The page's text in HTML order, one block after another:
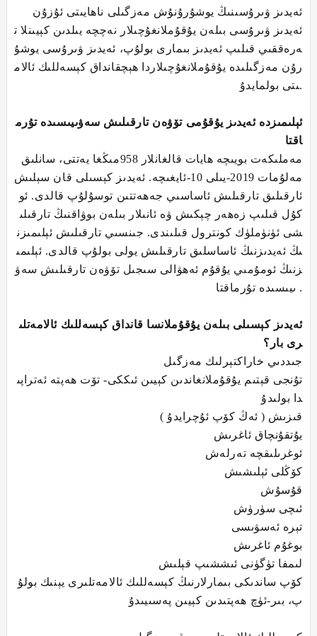
ئەيدىز ۋىرۇسىنىڭ يوشۇرۇنۇش مەزگىلى ناھايىتى ئۇزۇن
ئەيدىز ۋىرۇسى بىلەن يۇقۇملانغۇچىلار نەچچە يىلدىن كېيىنلا ت
ەرەققىي قىلىپ ئەيدىز بىمارى بولۇپ، ئەيدىز ۋىرۇسى يوشۇ
رۇن مەزگىلىدە يۇقۇملانغۇچىلاردا ھېچقانداق كېسەللىك ئالام
ىتى بولمايدۇ.
ئېلىمىزدە ئەيدىز يۇقۇمى تۆۋەن تارقىلىش سەۋىيىسىدە تۇرم
اقتا
مەملىكەت بويىچە ھايات قالغانلار 958مىڭغا يەتتى، سانلىق
مەلۇمات 2019-يىلى 10-ئايغىچە. ئەيدىز كېسىلى قان سېلىش
ئارقىلىق تارقىلىش ئاساسىي جەھەتتىن توسۇلۇپ قالدى. ئو
كۇل قىلىپ زەھەر چېكىش ۋە ئانىلار بىلەن بوۋاقنىڭ تارقىلى
شى ئۈنۈملۈك كونترول قىلىندى. جىنسىي تارقىلىش ئېلىمىزن
ىڭ ئەيدىزنىڭ ئاساسلىق تارقىلىش يولى بولۇپ قالدى. ئېلىمى
زنىڭ ئومۇمىي يۇقۇم ئەھۋالى سىجىل تۆۋەن تارقىلىش سەۋ
ىيىسىدە تۇرماقتا .
ئەيدىز كېسىلى بىلەن يۇقۇملانسا قانداق كېسەللىك ئالامەتلى
رى بار؟
جىددىي خاراكتېرلىك مەزگىل
تۇنجى قېتىم يۇقۇملانغاندىن كېيىن ئىككى- تۆت ھەپتە ئەتراپى
دا بولىدۇ
قىزىش ( ئەڭ كۆپ ئۇچرايدۇ )
يۇتقۇنچاق ئاغرىش
ئوغرىلىقچە تەرلەش
كۆڭلى ئېلىشىش
قۇسۇش
ئىچى سۈرۈش
تېرە ئەسۋىسى
بوغۇم ئاغرىش
لىمفا تۈگۈنى ئىششىپ قېلىش
كۆپ ساندىكى بىمارلارنىڭ كېسەللىك ئالامەتلىرى يېنىك بولۇ
پ، بىر-ئۈچ ھەپتىدىن كېيىن پەسىيىدۇ